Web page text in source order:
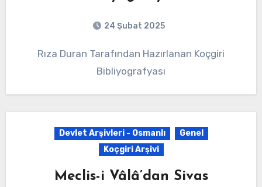
24 Şubat 2025
Rıza Duran Tarafından Hazırlanan Koçgiri
Bibliyografyası
Devlet Arşivleri - Osmanlı
Genel
Koçgiri Arşivi
Meclis-i Vâlâ’dan Sivas